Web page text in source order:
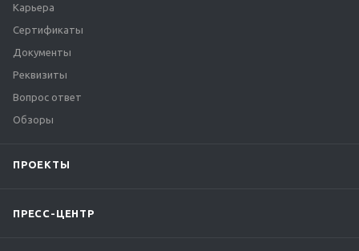
Карьера
Сертификаты
Документы
Реквизиты
Вопрос ответ
Обзоры
ПРОЕКТЫ
ПРЕСС-ЦЕНТР